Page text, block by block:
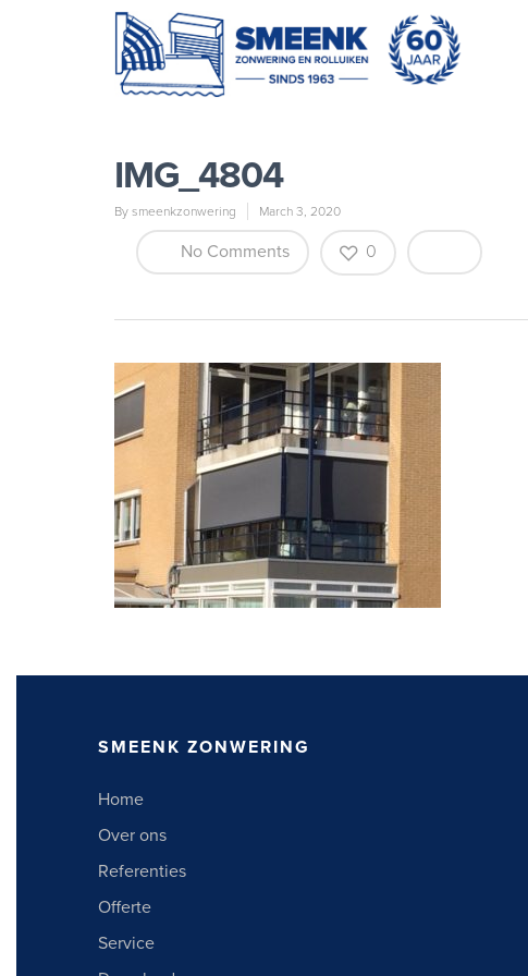
IMG_4804
By smeenkzonwering March 3, 2020
No Comments 0
SMEENK ZONWERING
Home
Over ons
Referenties
Offerte
Service